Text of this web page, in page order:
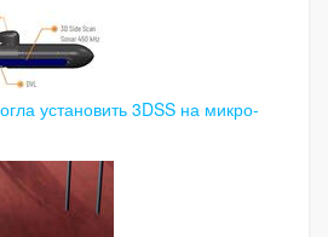
установить 3DSS на микро-